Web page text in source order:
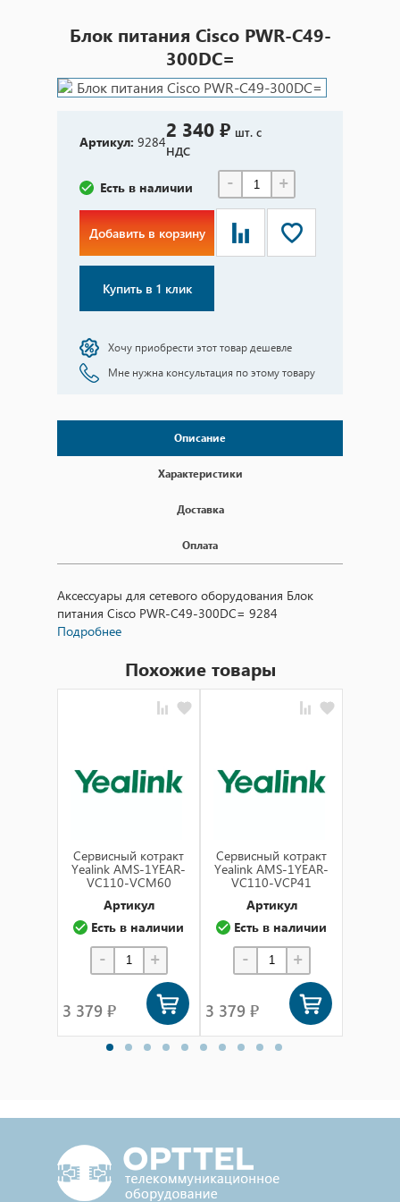
Блок питания Cisco PWR-C49-
300DC=
Артикул: 92842 340 ₽ шт. с
НДС
Есть в наличии - +
Добавить в корзину
Купить в 1 клик
Хочу приобрести этот товар дешевле
Мне нужна консультация по этому товару
Описание
Характеристики
Доставка
Оплата
Аксессуары для сетевого оборудования Блок
питания Cisco PWR-C49-300DC= 9284
Подробнее
Похожие товары
Cервисный котракт
Yealink AMS-1YEAR-
VC110-VCM60
Артикул
Есть в наличии
- +
3 379 ₽
Cервисный котракт
Yealink AMS-1YEAR-
VC110-VCP41
Артикул
Есть в наличии
- +
3 379 ₽